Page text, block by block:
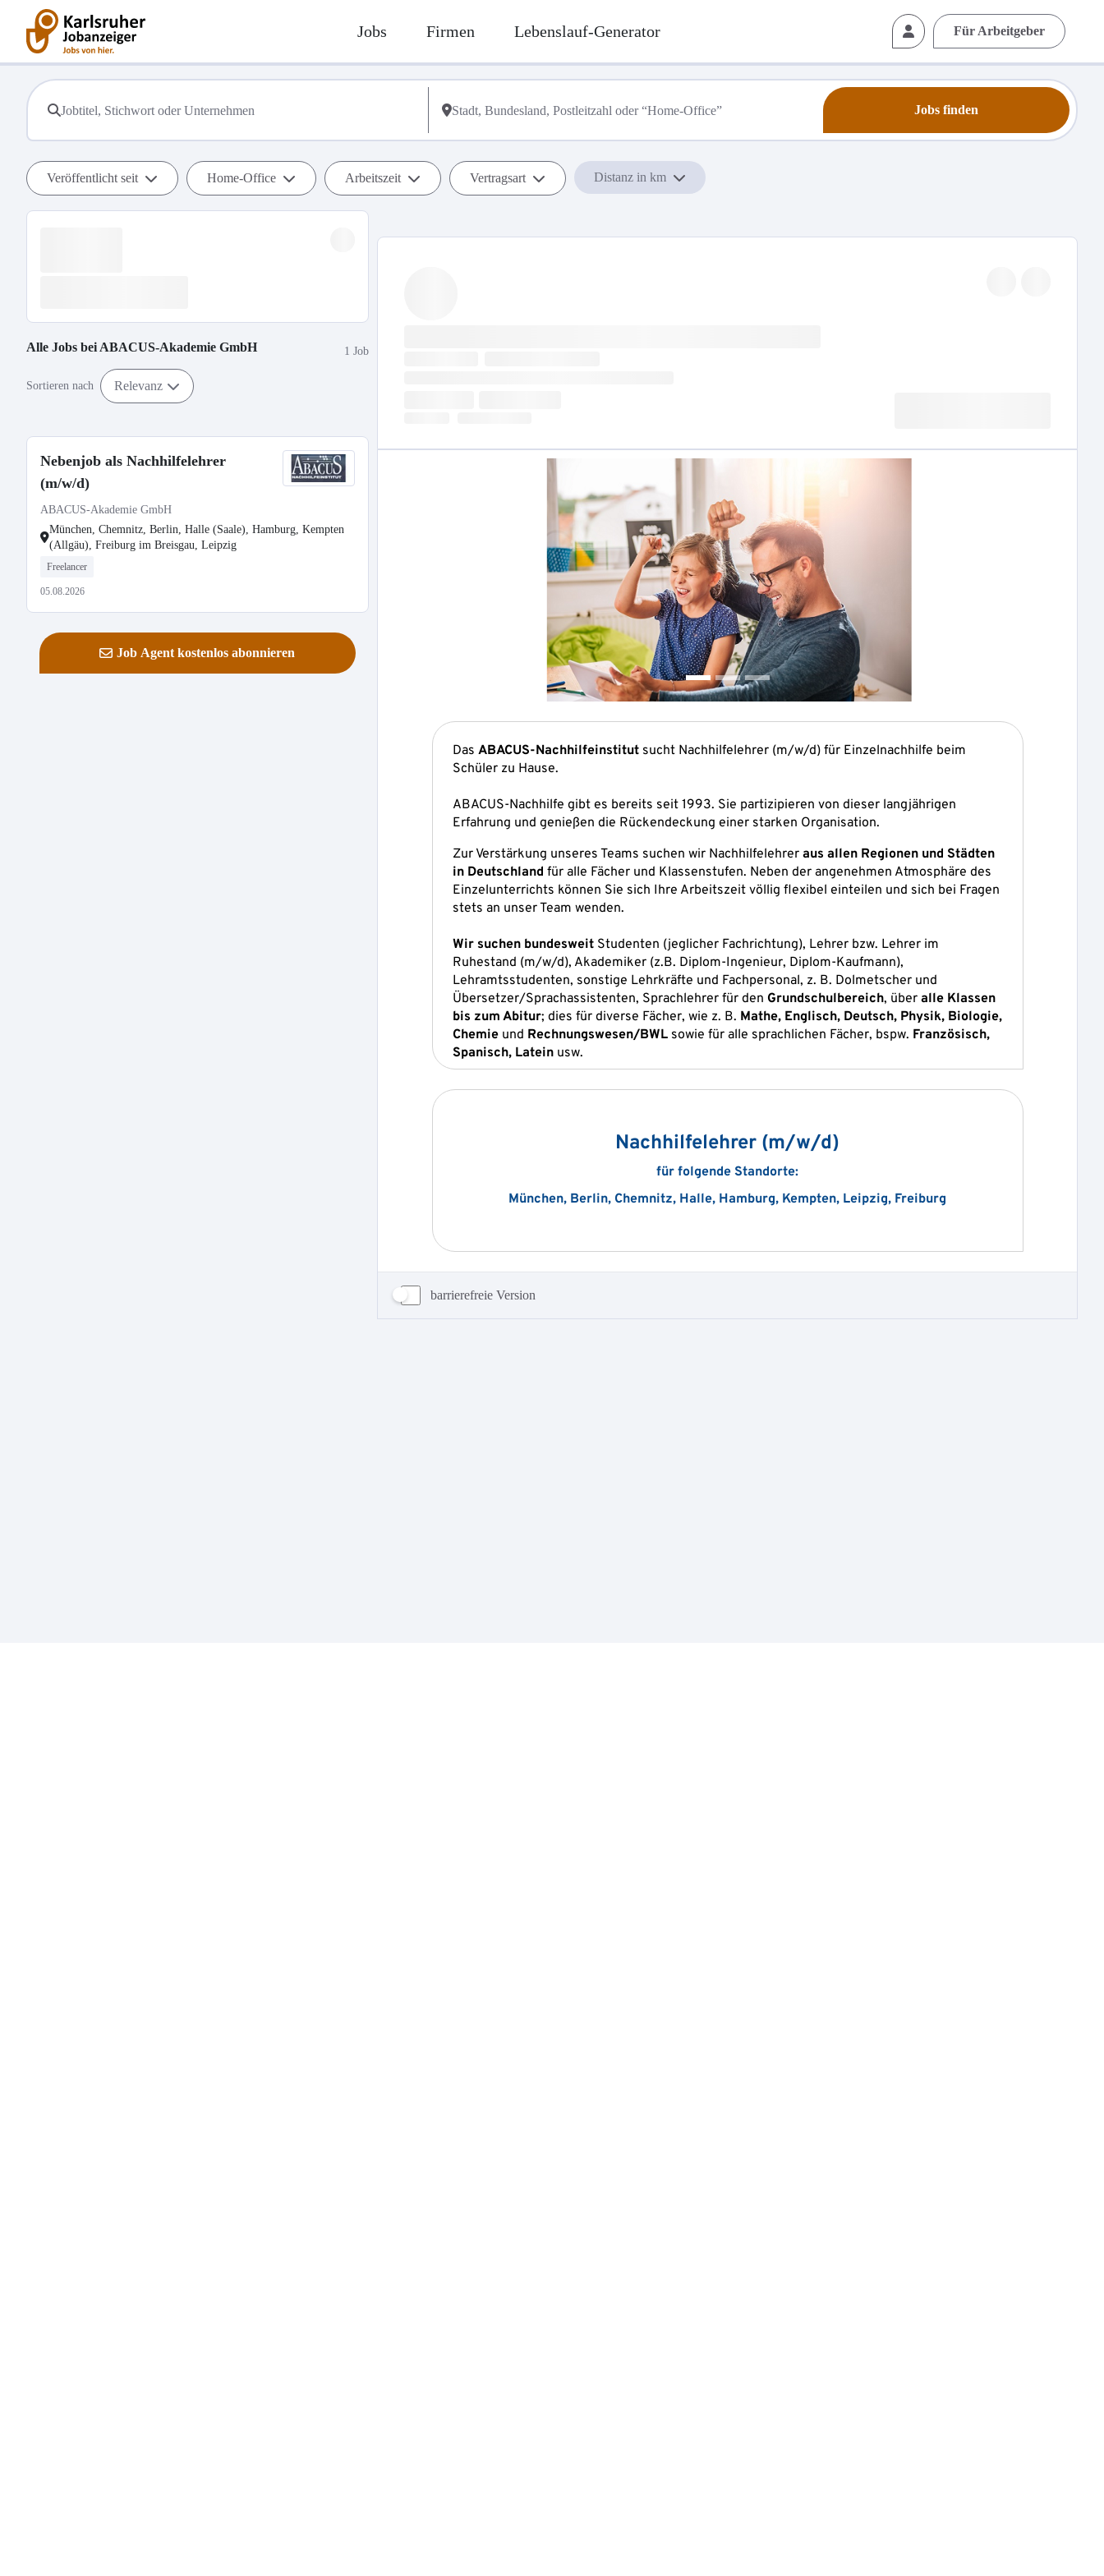
Jobs Firmen Lebenslauf-Generator Für Arbeitgeber
Jobs finden
Veröffentlicht seit Home-Office Arbeitszeit Vertragsart Distanz in km
Alle Jobs bei ABACUS-Akademie GmbH 1 Job
Sortieren nach Relevanz
Nebenjob als Nachhilfelehrer
(m/w/d)
ABACUS-Akademie GmbH
München, Chemnitz, Berlin, Halle (Saale), Hamburg, Kempten
(Allgäu), Freiburg im Breisgau, Leipzig
Freelancer
05.08.2026
Job Agent kostenlos abonnieren
barrierefreie Version